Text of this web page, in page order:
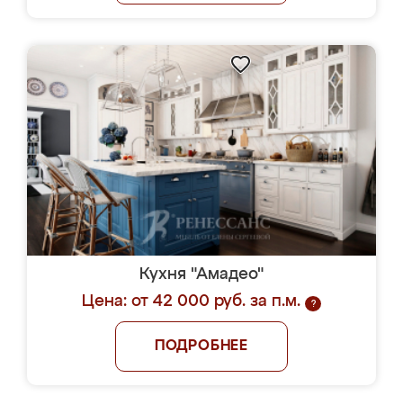
Кухня "Амадео"
Цена: от 42 000 руб. за п.м.
?
ПОДРОБНЕЕ